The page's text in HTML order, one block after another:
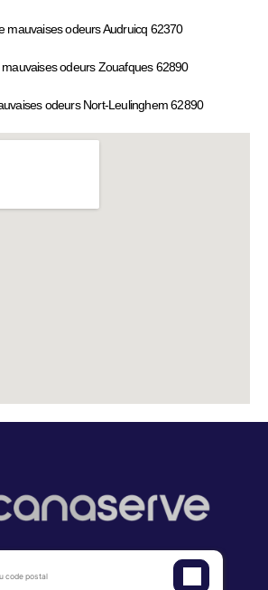
mauvaises odeurs Audruicq 62370
odeurs Zouafques 62890
odeurs Nort-Leulinghem 62890